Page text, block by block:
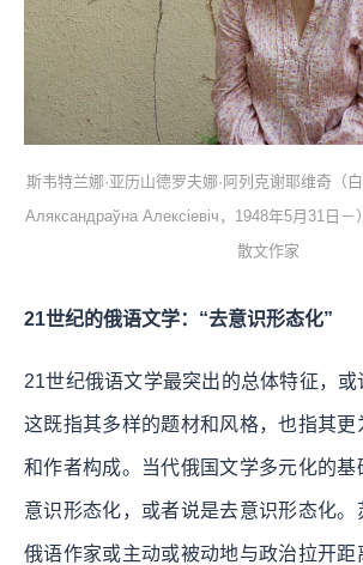
斯韦特兰娜·亚历山德罗夫娜·阿列克谢耶维奇（
Аляксандраўна Алексіевіч，1948年5月31日
散文作家
21世纪的俄语文学：“去意识形态化”
21世纪俄语文学最突出的总体特征，或
这既指其多样的题材和风格，也指其
和作者构成。当代俄国文学多元化的
意识形态化，或者说是去意识形态化。
俄语作家或主动或被动地与政治拉开距